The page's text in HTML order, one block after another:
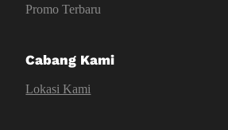
Promo Terbaru
Cabang Kami
Lokasi Kami